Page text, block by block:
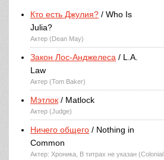
Кто есть Джулия? / Who Is
Julia?
Актер (Dean May)
Закон Лос-Анджелеса / L.A.
Law
Актер (Tom Baker)
Мэтлок / Matlock
Актер (Judge)
Ничего общего / Nothing in
Common
Актер: Хроника, В титрах не указан